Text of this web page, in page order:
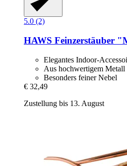
5.0 (2)
HAWS Feinzerstäuber
Elegantes Indoor-
Aus hochwertigem Metall
Besonders feiner Nebel
€ 32,49
Zustellung bis 13. August